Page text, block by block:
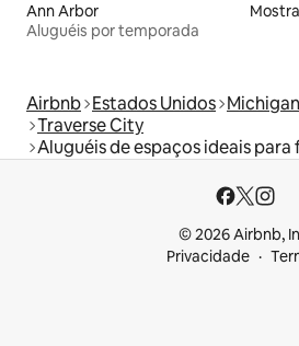
Ann Arbor
Aluguéis por temporada
Airbnb Estados Unidos Michigan
Traverse City
Aluguéis de espaços ideais para
© 2026 Airbnb,
Privacidade